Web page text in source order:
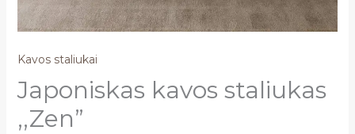
Kavos staliukai
Japoniskas kavos staliukas
,,Zen”